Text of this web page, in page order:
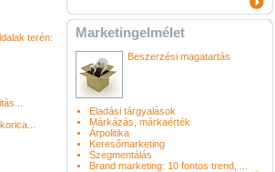
terén:
Marketingelmélet
Beszerzési magatartás
Eladási tárgyalások
Márkázás, márkaérték
Árpolitika
Keresőmarketing
Szegmentálás
Brand marketing: 10 fontos trend, ...